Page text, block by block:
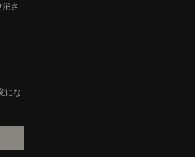
さ
にな